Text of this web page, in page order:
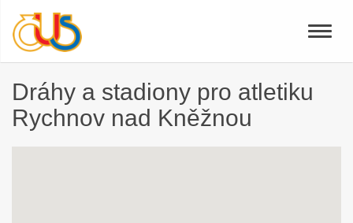
Toggle
Dráhy a stadiony pro atletiku
Rychnov nad Kněžnou